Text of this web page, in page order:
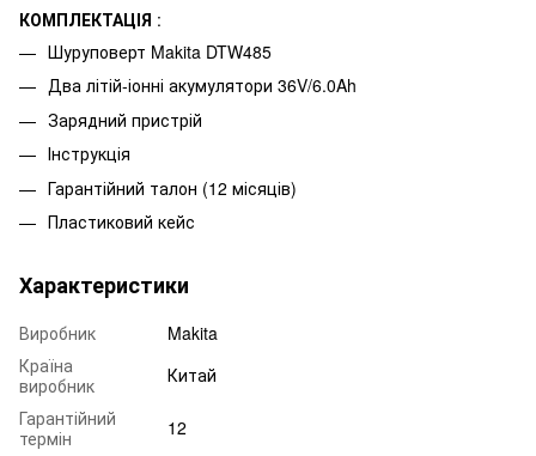
КОМПЛЕКТАЦІЯ :
Шуруповерт Makita DTW485
Два літій-іонні акумулятори 36V/6.0Ah
Зарядний пристрій
Інструкція
Гарантійний талон (12 місяців)
Пластиковий кейс
Характеристики
Виробник
Makita
Країна
виробник
Китай
Гарантійний
термін
12